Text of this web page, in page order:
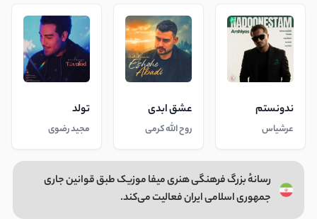
ندونستم
عرشیاس
عشق ابدی
روح الله کرمی
تولد
مجید رضوی
رسانهٔ بزرگ فرهنگی هنری میفا موزیک طبق قوانین جاری
جمهوری اسلامی ایران فعالیت می‌کند.